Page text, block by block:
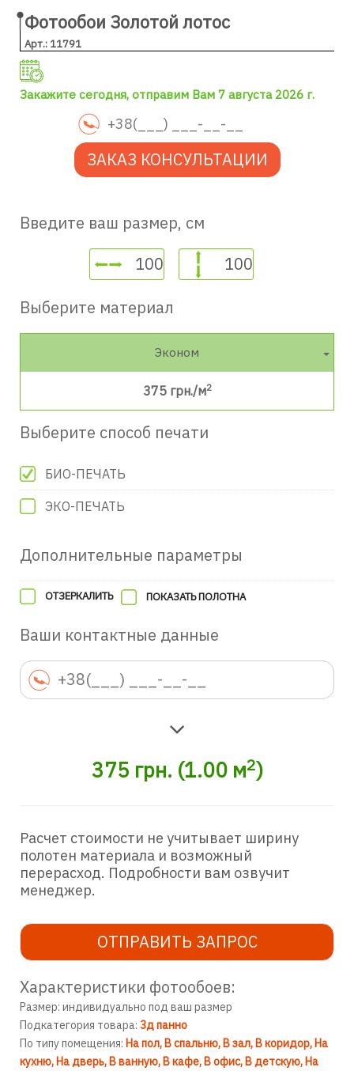
Фотообои Золотой лотос
Арт.: 11791
Закажите сегодня, отправим Вам 7 августа 2026 г.
ЗАКАЗ КОНСУЛЬТАЦИИ
Введите ваш размер, см
Выберите материал
Эконом
375 грн./м2
Выберите способ печати
БИО-ПЕЧАТЬ
ЭКО-ПЕЧАТЬ
Дополнительные параметры
ОТЗЕРКАЛИТЬ ПОКАЗАТЬ ПОЛОТНА
Ваши контактные данные
375 грн. (1.00м2)
Расчет стоимости не учитывает ширину
полотен материала и возможный
перерасход. Подробности вам озвучит
менеджер.
ОТПРАВИТЬ ЗАПРОС
Характеристики фотообоев:
Размер: индивидуально под ваш размер
Подкатегория товара: 3д панно
По типу помещения: На пол В спальню В зал В коридор На
кухню На дверь В ванную В кафе В офис В детскую На